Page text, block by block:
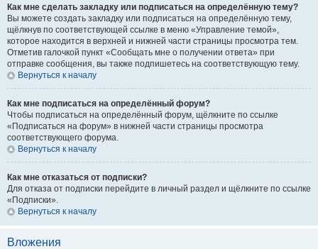
Как мне сделать закладку или подписаться на определённую тему?
Вы можете создать закладку или подписаться на определённую тему,
щёлкнув по соответствующей ссылке в меню «Управление темой»,
которое находится в верхней и нижней части страницы просмотра тем.
Отметив галочкой пункт «Сообщать мне о получении ответа» при
отправке сообщения, вы также подпишетесь на соответствующую тему.
Вернуться к началу
Как мне подписаться на определённый форум?
Чтобы подписаться на определённый форум, щёлкните по ссылке
«Подписаться на форум» в нижней части страницы просмотра
соответствующего форума.
Вернуться к началу
Как мне отказаться от подписки?
Для отказа от подписки перейдите в личный раздел и щёлкните по ссылке
«Подписки».
Вернуться к началу
Вложения